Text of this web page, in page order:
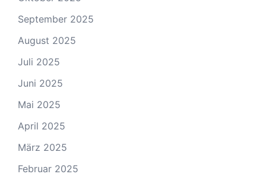
September 2025
August 2025
Juli 2025
Juni 2025
Mai 2025
April 2025
März 2025
Februar 2025